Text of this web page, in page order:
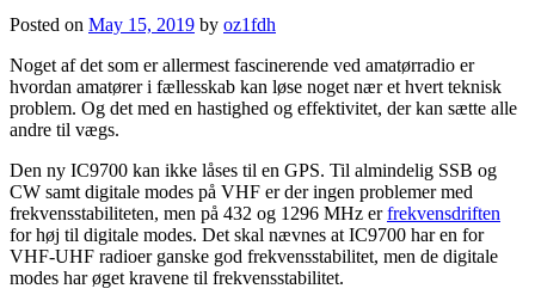
Posted on May 15, 2019 by oz1fdh
Noget af det som er allermest fascinerende ved amatørradio er
hvordan amatører i fællesskab kan løse noget nær et hvert teknisk
problem. Og det med en hastighed og effektivitet, der kan sætte alle
andre til vægs.
Den ny IC9700 kan ikke låses til en GPS. Til almindelig SSB og
CW samt digitale modes på VHF er der ingen problemer med
frekvensstabiliteten, men på 432 og 1296 MHz erfrekvensdriften
for høj til digitale modes. Det skal nævnes at IC9700 har en for
VHF-UHF radioer ganske god frekvensstabilitet, men de digitale
modes har øget kravene til frekvensstabilitet.